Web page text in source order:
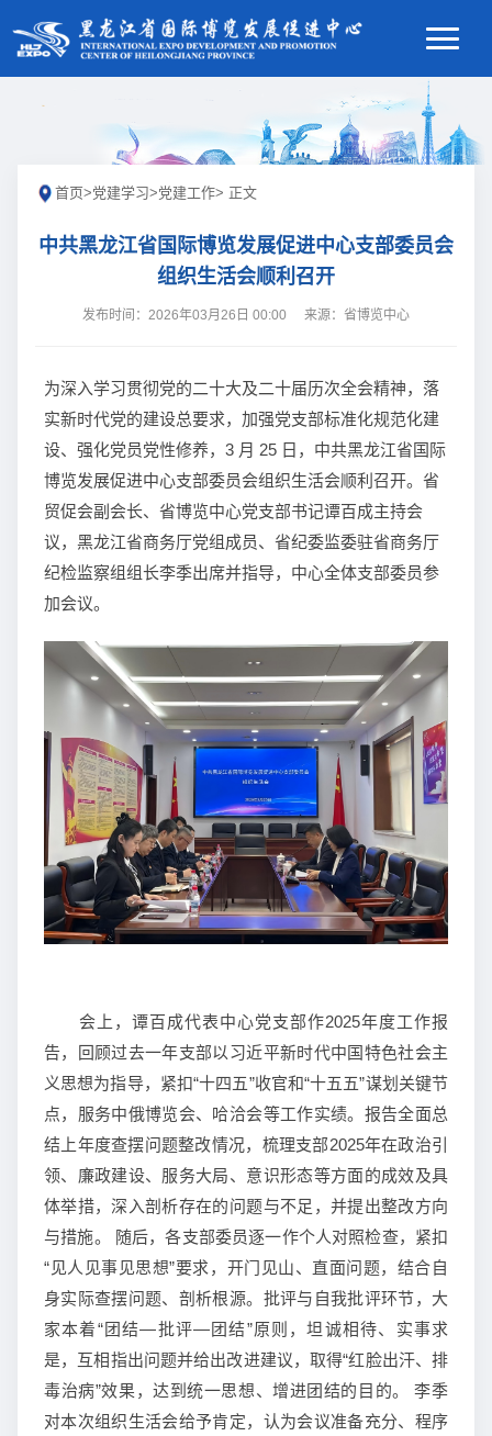
首页>党建学习>党建工作> 正文
中共黑龙江省国际博览发展促进中心支部委员会
组织生活会顺利召开
发布时间：2026年03月26日 00:00 来源：省博览中心
为深入学习贯彻党的二十大及二十届历次全会精神，落
实新时代党的建设总要求，加强党支部标准化规范化建
设、强化党员党性修养，3 月 25 日，中共黑龙江省国际
博览发展促进中心支部委员会组织生活会顺利召开。省
贸促会副会长、省博览中心党支部书记谭百成主持会
议，黑龙江省商务厅党组成员、省纪委监委驻省商务厅
纪检监察组组长李季出席并指导，中心全体支部委员参
加会议。
会上，谭百成代表中心党支部作2025年度工作报
告，回顾过去一年支部以习近平新时代中国特色社会主
义思想为指导，紧扣“十四五”收官和“十五五”谋划关键节
点，服务中俄博览会、哈洽会等工作实绩。报告全面总
结上年度查摆问题整改情况，梳理支部2025年在政治引
领、廉政建设、服务大局、意识形态等方面的成效及具
体举措，深入剖析存在的问题与不足，并提出整改方向
与措施。 随后，各支部委员逐一作个人对照检查，紧扣
“见人见事见思想”要求，开门见山、直面问题，结合自
身实际查摆问题、剖析根源。批评与自我批评环节，大
家本着“团结—批评—团结”原则，坦诚相待、实事求
是，互相指出问题并给出改进建议，取得“红脸出汗、排
毒治病”效果，达到统一思想、增进团结的目的。 李季
对本次组织生活会给予肯定，认为会议准备充分、程序